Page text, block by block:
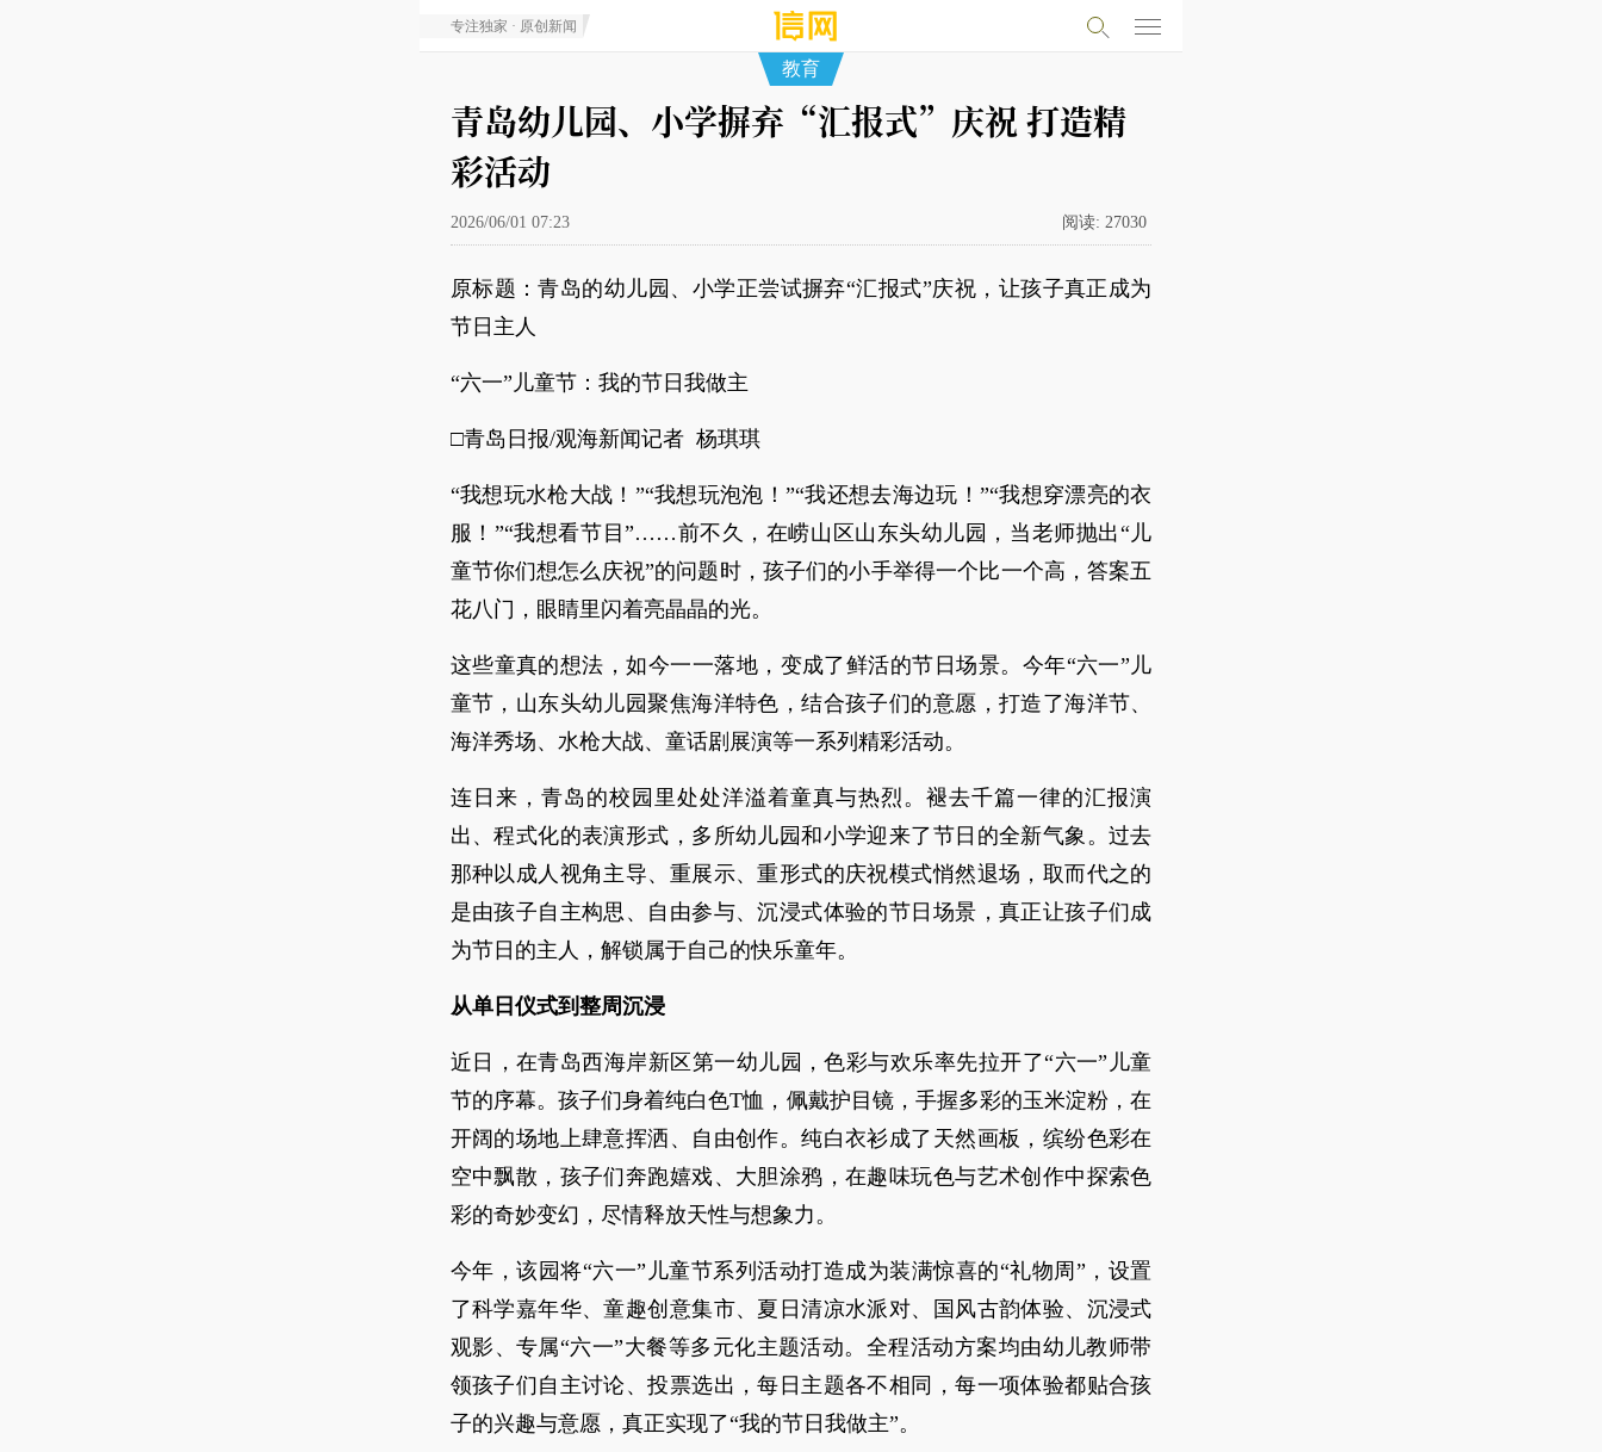
专注独家 · 原创新闻
教育
青岛幼儿园、小学摒弃“汇报式”庆祝 打造精
彩活动
2026/06/01 07:23 阅读: 27030
原标题：青岛的幼儿园、小学正尝试摒弃“汇报式”庆祝，让孩子真正成为
节日主人
“六一”儿童节：我的节日我做主
□青岛日报/观海新闻记者 杨琪琪
“我想玩水枪大战！”“我想玩泡泡！”“我还想去海边玩！”“我想穿漂亮的衣
服！”“我想看节目”……前不久，在崂山区山东头幼儿园，当老师抛出“儿
童节你们想怎么庆祝”的问题时，孩子们的小手举得一个比一个高，答案五
花八门，眼睛里闪着亮晶晶的光。
这些童真的想法，如今一一落地，变成了鲜活的节日场景。今年“六一”儿
童节，山东头幼儿园聚焦海洋特色，结合孩子们的意愿，打造了海洋节、
海洋秀场、水枪大战、童话剧展演等一系列精彩活动。
连日来，青岛的校园里处处洋溢着童真与热烈。褪去千篇一律的汇报演
出、程式化的表演形式，多所幼儿园和小学迎来了节日的全新气象。过去
那种以成人视角主导、重展示、重形式的庆祝模式悄然退场，取而代之的
是由孩子自主构思、自由参与、沉浸式体验的节日场景，真正让孩子们成
为节日的主人，解锁属于自己的快乐童年。
从单日仪式到整周沉浸
近日，在青岛西海岸新区第一幼儿园，色彩与欢乐率先拉开了“六一”儿童
节的序幕。孩子们身着纯白色T恤，佩戴护目镜，手握多彩的玉米淀粉，在
开阔的场地上肆意挥洒、自由创作。纯白衣衫成了天然画板，缤纷色彩在
空中飘散，孩子们奔跑嬉戏、大胆涂鸦，在趣味玩色与艺术创作中探索色
彩的奇妙变幻，尽情释放天性与想象力。
今年，该园将“六一”儿童节系列活动打造成为装满惊喜的“礼物周”，设置
了科学嘉年华、童趣创意集市、夏日清凉水派对、国风古韵体验、沉浸式
观影、专属“六一”大餐等多元化主题活动。全程活动方案均由幼儿教师带
领孩子们自主讨论、投票选出，每日主题各不相同，每一项体验都贴合孩
子的兴趣与意愿，真正实现了“我的节日我做主”。